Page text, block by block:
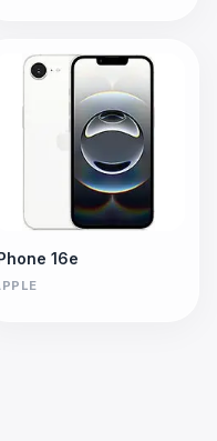
16e